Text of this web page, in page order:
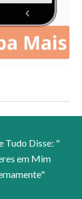
Tudo Disse: "
em Mim